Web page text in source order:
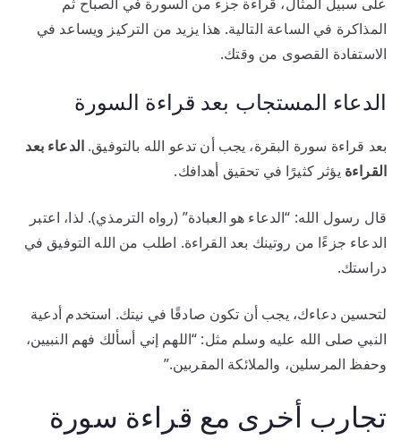
المذاكرة في الساعة التالية. هذا يزيد من التركيز ويساعد في
الاستفادة القصوى من وقتك.
الدعاء المستجاب بعد قراءة السورة
بعد قراءة سورة البقرة، يجب أن تدعو الله بالتوفيق. الدعاء بعد
القراءة يؤثر كثيرًا في تحقيق أهدافك.
قال رسول الله: “الدعاء هو العبادة” (رواه الترمذي). لذا، اعتبر
الدعاء جزءًا من روتينك بعد القراءة. اطلب من الله التوفيق في
دراستك.
لتحسين دعاءك، يجب أن تكون صادقًا في نيتك. استخدم أدعية
النبي صلى الله عليه وسلم مثل: “اللهم إني أسألك فهم النبيين،
وحفظ المرسلين، والملائكة المقربين.”
تجارب أخرى مع قراءة سورة